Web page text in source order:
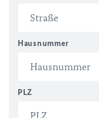
Hausnummer
PLZ